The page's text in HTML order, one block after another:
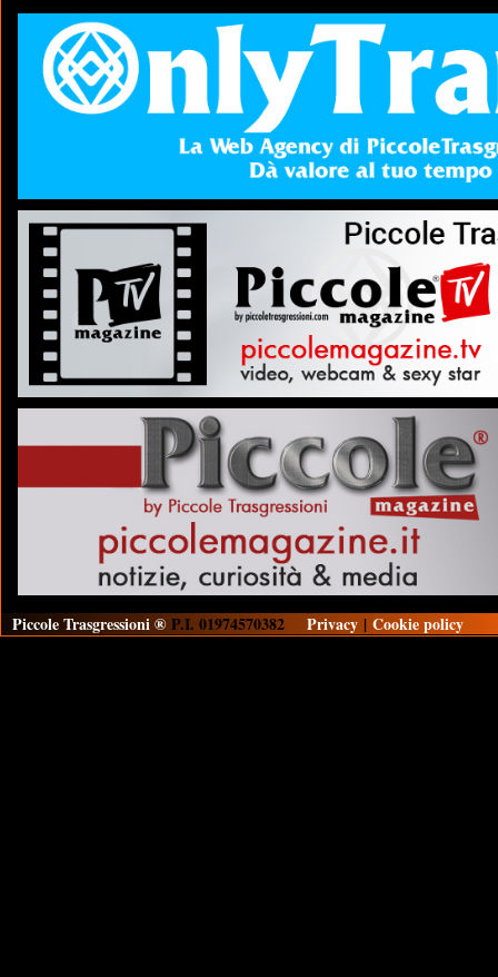
Piccole Trasgressioni ® P.I. 01974570382 Privacy | Cookie policy